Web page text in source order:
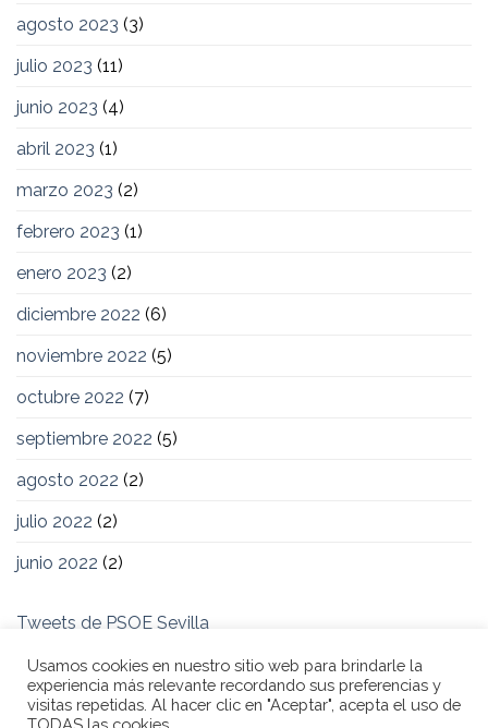
agosto 2023 (3)
julio 2023 (11)
junio 2023 (4)
abril 2023 (1)
marzo 2023 (2)
febrero 2023 (1)
enero 2023 (2)
diciembre 2022 (6)
noviembre 2022 (5)
octubre 2022 (7)
septiembre 2022 (5)
agosto 2022 (2)
julio 2022 (2)
junio 2022 (2)
Tweets de PSOE Sevilla
Usamos cookies en nuestro sitio web para brindarle la
experiencia más relevante recordando sus preferencias y
visitas repetidas. Al hacer clic en "Aceptar", acepta el uso de
TODAS las cookies.